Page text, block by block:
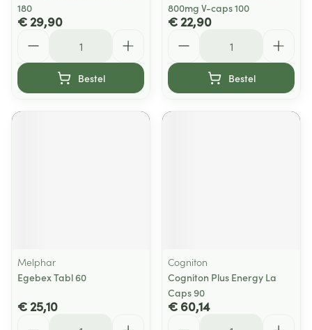
180
€ 29,90
Bestel
800mg V-caps 100
€ 22,90
Bestel
Melphar
Egebex Tabl 60
€ 25,10
Cogniton
Cogniton Plus Energy La
Caps 90
€ 60,14